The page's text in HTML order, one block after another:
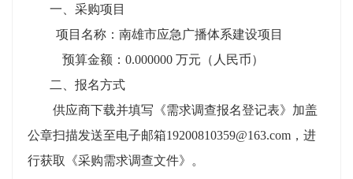
一、 采购项目
项目名称：南雄市应急广播体系建设项目
预算金额 ： 0.000000 万元（人民币）
二、 报名方式
供应商下载并填写《需求调查报名登记表》加盖
公章扫描发送至电子邮箱19200810359@163.com，进
行获取《采购需求调查文件》。